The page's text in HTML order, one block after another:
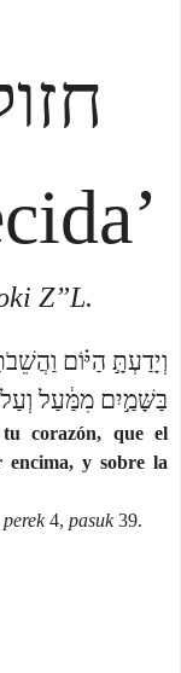
Z”L.
וְיָדַעְתָּ֣ הַיּ֗וֹם
בַּשָּׁמַ֣יִם מִמַּ֔עַל
corazón, que el
y sobre la
4, pasuk39.